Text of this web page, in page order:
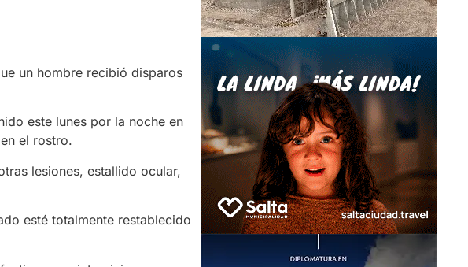
un hombre recibió disparos
este lunes por la noche en
el rostro.
lesiones, estallido ocular,
esté totalmente restablecido